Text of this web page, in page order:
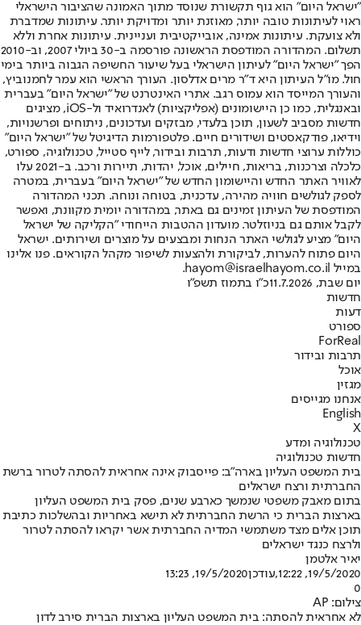
"ישראל היום" הוא גוף תקשורת שנוסד מתוך האמונה שהציבור הישראלי
ראוי לעיתונות טובה יותר, מאוזנת יותר ומדויקת יותר. עיתונות שמדברת
ולא צועקת. עיתונות אמינה, אובייקטיבית ועניינית. עיתונות אחרת וללא
תשלום. המהדורה המודפסת הראשונה פורסמה ב-30 ביולי 2007, וב-2010
הפך "ישראל היום" לעיתון הישראלי בעל שיעור החשיפה הגבוה ביותר בימי
חול. מו"ל העיתון היא ד"ר מרים אדלסון. העורך הראשי הוא עמר לחמנוביץ,
והעורך המייסד הוא עמוס רגב. אתרי האינטרנט של "ישראל היום" בעברית
ובאנגלית, כמו כן היישומונים (אפליקציות) לאנדרואיד ול-iOS, מציגים
חדשות מסביב לשעון, תוכן בלעדי, מבזקים ועדכונים, ניתוחים ופרשנויות,
וידיאו, פודקאסטים ושידורים חיים. פלטפורמות הדיגיטל של "ישראל היום"
כוללות ערוצי חדשות ודעות, תרבות ובידור, לייף סטייל, טכנולוגיה, ספורט,
כלכלה וצרכנות, בריאות, חיילים, אוכל, יהדות, תיירות ורכב. ב-2021 עלו
לאוויר האתר החדש והיישומון החדש של "ישראל היום" בעברית, במטרה
לספק לגולשים חוויה מהירה, עדכנית, בטוחה ונוחה. תכני המהדורה
המודפסת של העיתון זמינים גם באתר, במהדורה יומית מקוונת, ואפשר
לקבל אותם גם בניוזלטר. מועדון ההטבות הייחודי "הקליקה של ישראל
היום" מציע לגולשי האתר הנחות ומבצעים על מוצרים ושירותים. ישראל
היום פתוח להערות, לביקורת ולהצעות לשיפור מקהל הקוראים. פנו אלינו
במייל hayom@israelhayom.co.il.
יום שבת, 11.7.2026
כ"ו בתמוז תשפ"ו
חדשות
דעות
ספורט
ForReal
תרבות ובידור
אוכל
מגזין
אנחנו מגייסים
English
X
טכנולוגיה ומדע
חדשות טכנולוגיה
בית המשפט העליון בארה"ב: פייסבוק אינה אחראית להסתה לטרור ברשת
החברתית ורצח ישראלים
בתום מאבק משפטי שנמשך כארבע שנים, פסק בית המשפט העליון
בארצות הברית כי הרשת החברתית לא תישא באחריות ובהשלכות כתיבת
תוכן אלים מצד משתמשי המדיה החברתית אשר יקראו להסתה לטרור
ולרצח כנגד ישראלים
יאיר אלטמן
19/5/2020, 12:22
,עודכן19/5/2020, 13:23
0
צילום: AP
לא אחראית להסתה: בית המשפט העליון בארצות הברית סירב לדון